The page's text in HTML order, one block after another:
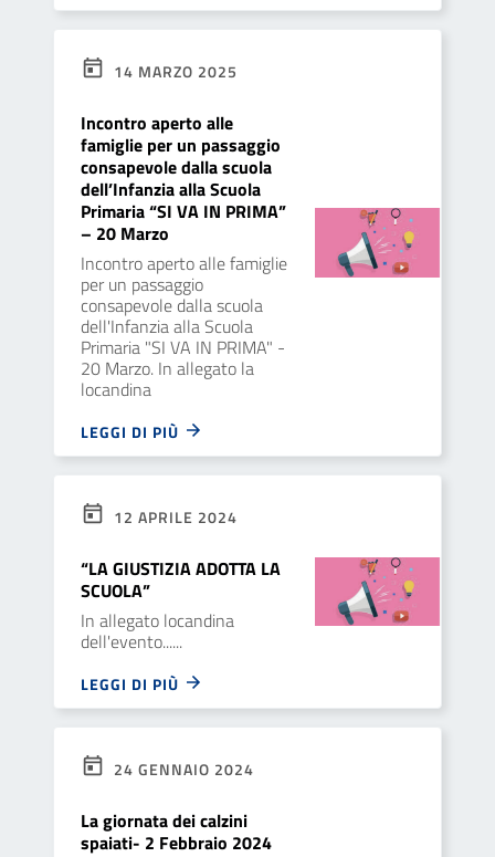
14 MARZO 2025
Incontro aperto alle
famiglie per un passaggio
consapevole dalla scuola
dell’Infanzia alla Scuola
Primaria “SI VA IN PRIMA”
– 20 Marzo
Incontro aperto alle famiglie
per un passaggio
consapevole dalla scuola
dell'Infanzia alla Scuola
Primaria "SI VA IN PRIMA" -
20 Marzo. In allegato la
locandina
LEGGI DI PIÙ
12 APRILE 2024
“LA GIUSTIZIA ADOTTA LA
SCUOLA”
In allegato locandina
dell'evento......
LEGGI DI PIÙ
24 GENNAIO 2024
La giornata dei calzini
spaiati- 2 Febbraio 2024